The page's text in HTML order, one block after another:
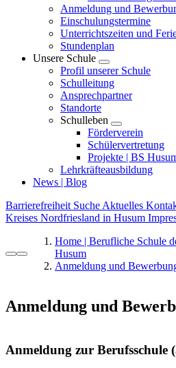
Anmeldung und
Einschulungstermine
Unterrichtszeiten und
Stundenplan
Unsere Schule
Profil unserer Schule
Schulleitung
Ansprechpartner
Standorte
Schulleben
Förderverein
Schülervertretung
Projekte | BS
Lehrkräfteausbildung
News | Blog
Barrierefreiheit Suche Aktuelles
Kreises Nordfriesland in Husum
Home | Berufliche Schule
Husum
Anmeldung und
Anmeldung und
Anmeldung zur Berufsschule